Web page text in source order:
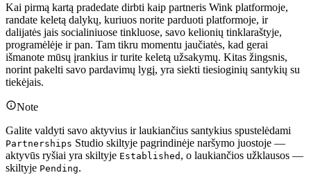
Kai pirmą kartą pradedate dirbti kaip partneris Wink platformoje,
randate keletą dalykų, kuriuos norite parduoti platformoje, ir
dalijatės jais socialiniuose tinkluose, savo kelionių tinklaraštyje,
programėlėje ir pan. Tam tikru momentu jaučiatės, kad gerai
išmanote mūsų įrankius ir turite keletą užsakymų. Kitas žingsnis,
norint pakelti savo pardavimų lygį, yra siekti tiesioginių santykių su
tiekėjais.
Note
Galite valdyti savo aktyvius ir laukiančius santykius spustelėdami
Partnerships Studio skiltyje pagrindinėje naršymo juostoje —
aktyvūs ryšiai yra skiltyje Established , o laukiančios užklausos —
skiltyje Pending.